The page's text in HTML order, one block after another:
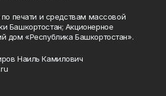
по печати и средствам массовой
Башкортостан; Акционерное
дом «Республика Башкортостан».
Наиль Камилович